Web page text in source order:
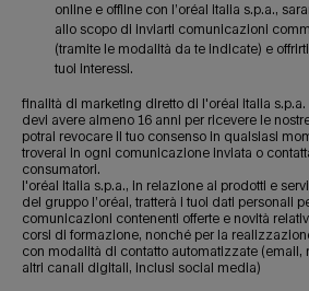
online e offline con l’oréal italia s.p.a.,
allo scopo di inviarti comunicazioni
(tramite le modalità da te indicate) e
tuoi interessi.
finalità di marketing diretto di l'oréal italia s.p.a.
devi avere almeno 16 anni per ricevere le
potrai revocare il tuo consenso in qualsiasi
troverai in ogni comunicazione inviata o
consumatori.
l'oréal italia s.p.a., in relazione ai prodotti e
del gruppo l’oréal, tratterà i tuoi dati personali
comunicazioni contenenti offerte e novità
corsi di formazione, nonché per la
con modalità di contatto automatizzate (email,
altri canali digitali, inclusi social media)